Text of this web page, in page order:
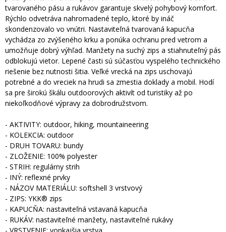
tvarovaného pásu a rukávov garantuje skvelý pohybový komfort.
Rýchlo odvetráva nahromadené teplo, ktoré by ináč
skondenzovalo vo vnútri. Nastaviteľná tvarovaná kapucňa
vychádza zo zvýšeného krku a ponúka ochranu pred vetrom a
umožňuje dobrý výhľad. Manžety na suchý zips a stiahnuteľný pás
odblokujú vietor. Lepené časti sú súčasťou vyspelého technického
riešenie bez nutnosti šitia. Veľké vrecká na zips uschovajú
potrebné a do vreciek na hrudi sa zmestia doklady a mobil. Hodí
sa pre širokú škálu outdoorových aktivít od turistiky až po
niekoľkodňové výpravy za dobrodružstvom.
- AKTIVITY: outdoor, hiking, mountaineering
- KOLEKCIA: outdoor
- DRUH TOVARU: bundy
- ZLOŽENIE: 100% polyester
- STRIH: regulárny strih
- INÝ: reflexné prvky
- NÁZOV MATERIÁLU: softshell 3 vrstvový
- ZIPS: YKK® zips
- KAPUCŇA: nastaviteľná vstavaná kapucňa
- RUKÁV: nastaviteľné manžety, nastaviteľné rukávy
- VRSTVENIE: vonkajšia vrstva